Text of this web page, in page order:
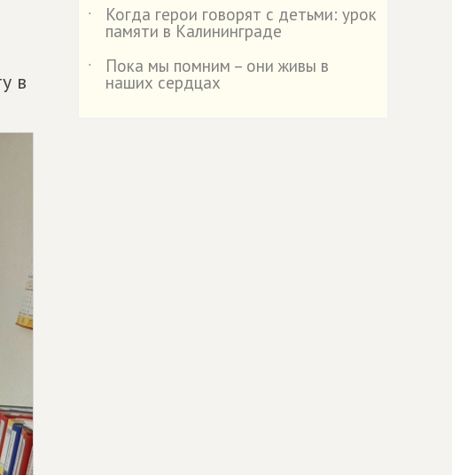
в
˙
Когда герои говорят с детьми: урок
памяти в Калининграде
˙
Пока мы помним – они живы в
наших сердцах